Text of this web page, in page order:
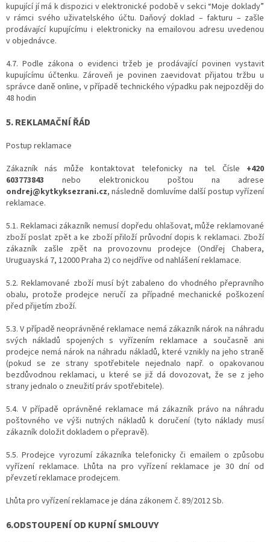
kupující jí má k dispozici v elektronické podobě v sekci “Moje doklady”
v rámci svého uživatelského účtu. Daňový doklad – fakturu – zašle
prodávající kupujícímu i elektronicky na emailovou adresu uvedenou
v objednávce.
4.7. Podle zákona o evidenci tržeb je prodávající povinen vystavit
kupujícímu účtenku. Zároveň je povinen zaevidovat přijatou tržbu u
správce daně online, v případě technického výpadku pak nejpozději do
48 hodin
5. REKLAMAČNÍ ŘÁD
Postup reklamace
Zákazník nás může kontaktovat telefonicky na tel. Čísle +420
603773843 nebo elektronickou poštou na adrese
ondrej@kytkyksezrani.cz, následně domluvíme další postup vyřízení
reklamace.
5.1. Reklamaci zákazník nemusí dopředu ohlašovat, může reklamované
zboží poslat zpět a ke zboží přiloží průvodní dopis k reklamaci. Zboží
zákazník zašle zpět na provozovnu prodejce (Ondřej Chabera,
Uruguayská 7, 12000 Praha 2) co nejdříve od nahlášení reklamace.
5.2. Reklamované zboží musí být zabaleno do vhodného přepravního
obalu, protože prodejce neručí za případné mechanické poškození
před přijetím zboží.
5.3. V případě neoprávněné reklamace nemá zákazník nárok na náhradu
svých nákladů spojených s vyřízením reklamace a současně ani
prodejce nemá nárok na náhradu nákladů, které vznikly na jeho straně
(pokud se ze strany spotřebitele nejednalo např. o opakovanou
bezdůvodnou reklamaci, u které se již dá dovozovat, že se z jeho
strany jednalo o zneužití práv spotřebitele).
5.4. V případě oprávněné reklamace má zákazník právo na náhradu
poštovného ve výši nutných nákladů k doručení (tyto náklady musí
zákazník doložit dokladem o přepravě).
5.5. Prodejce vyrozumí zákazníka telefonicky či emailem o způsobu
vyřízení reklamace. Lhůta na pro vyřízení reklamace je 30 dní od
převzetí reklamace prodejcem.
Lhůta pro vyřízení reklamace je dána zákonem č. 89/2012 Sb.
6.ODSTOUPENÍ OD KUPNÍ SMLOUVY